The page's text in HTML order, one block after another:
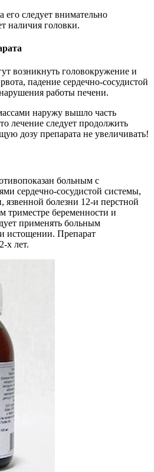
его следует внимательно
наличия головки.
возникнуть головокружение и
падение сердечно-сосудистой
работы печени.
наружу вышло часть
лечение следует продолжить
дозу препарата не увеличивать!
больным с
сердечно-сосудистой системы,
язвенной болезни 12-и перстной
триместре беременности и
применять больным
истощении. Препарат
х лет.